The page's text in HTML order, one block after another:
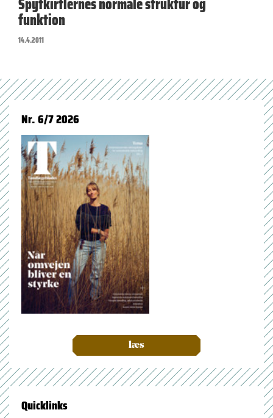
funktion
14.4.2011
Nr. 6/7 2026
læs
Quicklinks